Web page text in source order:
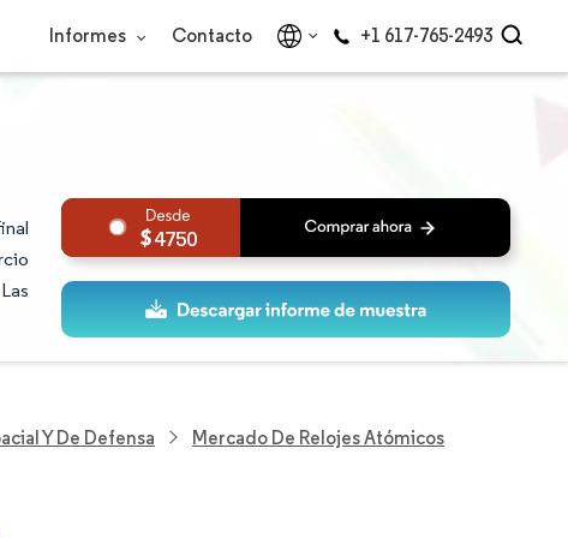
Informes Contacto +1 617-765-2493
4750
Y De Defensa Mercado De Relojes Atómicos